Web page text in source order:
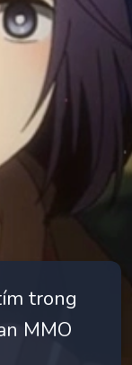
trong
MMO